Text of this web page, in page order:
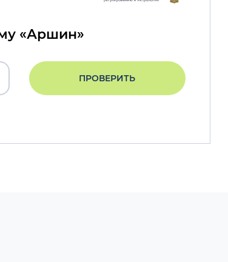
«Аршин»
ПРОВЕРИТЬ